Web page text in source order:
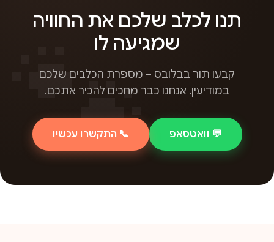
תנו לכלב שלכם את החוויה
שמגיעה לו
קבעו תור בבלובס – מספרת הכלבים שלכם
במודיעין. אנחנו כבר מחכים להכיר אתכם.
💬 וואטסאפ 📞 התקשרו עכשיו